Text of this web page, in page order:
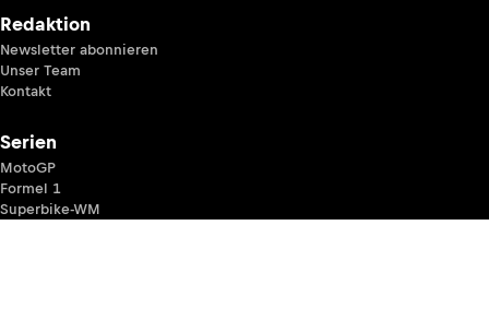
Redaktion
Newsletter abonnieren
Unser Team
Kontakt
Serien
MotoGP
Formel 1
Superbike-WM